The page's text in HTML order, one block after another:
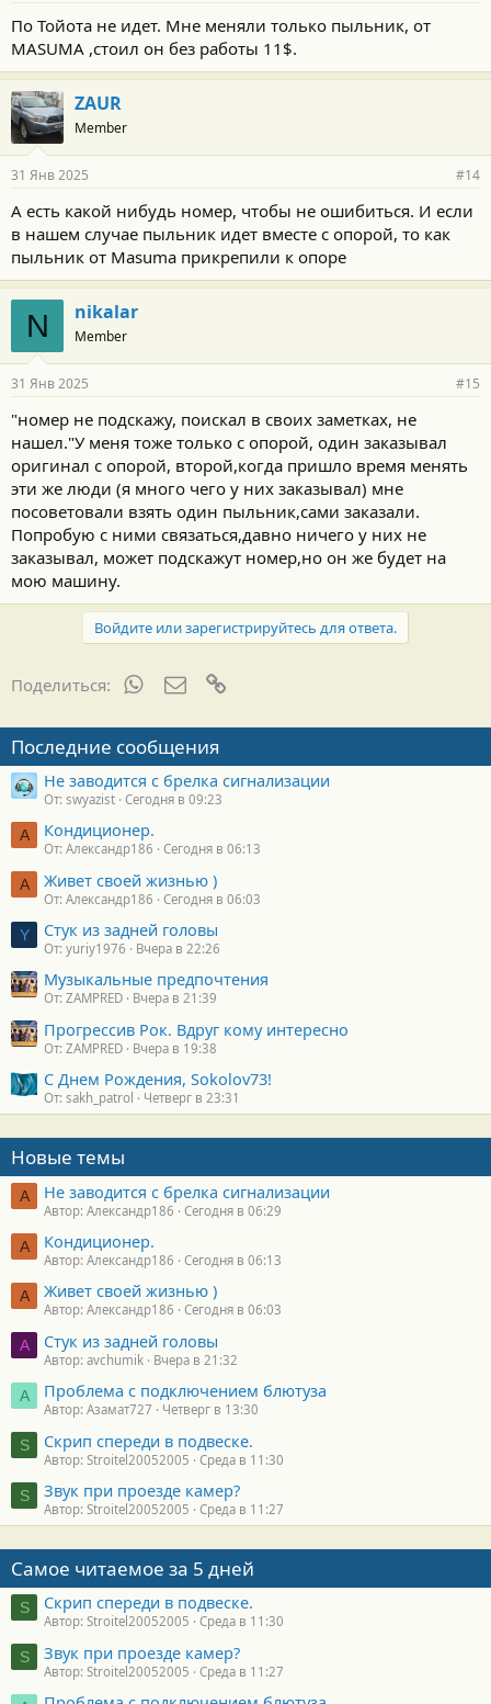
По Тойота не идет. Мне меняли только пыльник, от
МASUMA ,стоил он без работы 11$.
ZAUR
Member
31 Янв 2025 #14
А есть какой нибудь номер, чтобы не ошибиться. И если
в нашем случае пыльник идет вместе с опорой, то как
пыльник от Masuma прикрепили к опоре
N nikalar
Member
31 Янв 2025 #15
"номер не подскажу, поискал в своих заметках, не
нашел."У меня тоже только с опорой, один заказывал
оригинал с опорой, второй,когда пришло время менять
эти же люди (я много чего у них заказывал) мне
посоветовали взять один пыльник,сами заказали.
Попробую с ними связаться,давно ничего у них не
заказывал, может подскажут номер,но он же будет на
мою машину.
Войдите или зарегистрируйтесь для ответа.
Поделиться: WhatsAppЭлектронная почта
Последние сообщения
Не заводится с брелка сигнализации
От: swyazist Сегодня в 09:23
А Кондиционер.
От: Александр186 Сегодня в 06:13
А Живет своей жизнью )
От: Александр186 Сегодня в 06:03
Y Стук из задней головы
От: yuriy1976 Вчера в 22:26
Музыкальные предпочтения
От: ZAMPRED Вчера в 21:39
Прогрессив Рок. Вдруг кому интересно
От: ZAMPRED Вчера в 19:38
С Днем Рождения, Sokolov73!
От: sakh_patrol Четверг в 23:31
Новые темы
А Не заводится с брелка сигнализации
Автор: Александр186 Сегодня в 06:29
А Кондиционер.
Автор: Александр186 Сегодня в 06:13
А Живет своей жизнью )
Автор: Александр186 Сегодня в 06:03
A Стук из задней головы
Автор: avchumik Вчера в 21:32
А Проблема с подключением блютуза
Автор: Азамат727 Четверг в 13:30
S Скрип спереди в подвеске.
Автор: Stroitel20052005 Среда в 11:30
S Звук при проезде камер?
Автор: Stroitel20052005 Среда в 11:27
Самое читаемое за 5 дней
S Скрип спереди в подвеске.
Автор: Stroitel20052005 Среда в 11:30
S Звук при проезде камер?
Автор: Stroitel20052005 Среда в 11:27